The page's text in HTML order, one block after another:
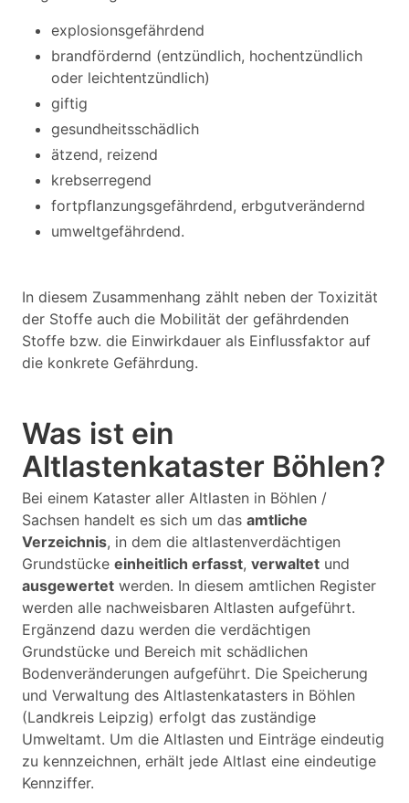
explosionsgefährdend
brandfördernd (entzündlich, hochentzündlich
oder leichtentzündlich)
giftig
gesundheitsschädlich
ätzend, reizend
krebserregend
fortpflanzungsgefährdend, erbgutverändernd
umweltgefährdend.
In diesem Zusammenhang zählt neben der Toxizität
der Stoffe auch die Mobilität der gefährdenden
Stoffe bzw. die Einwirkdauer als Einflussfaktor auf
die konkrete Gefährdung.
Was ist ein
Altlastenkataster Böhlen?
Bei einem Kataster aller Altlasten in Böhlen /
Sachsen handelt es sich um das amtliche
Verzeichnis, in dem die altlastenverdächtigen
Grundstücke einheitlich erfasst, verwaltet und
ausgewertet werden. In diesem amtlichen Register
werden alle nachweisbaren Altlasten aufgeführt.
Ergänzend dazu werden die verdächtigen
Grundstücke und Bereich mit schädlichen
Bodenveränderungen aufgeführt. Die Speicherung
und Verwaltung des Altlastenkatasters in Böhlen
(Landkreis Leipzig) erfolgt das zuständige
Umweltamt. Um die Altlasten und Einträge eindeutig
zu kennzeichnen, erhält jede Altlast eine eindeutige
Kennziffer.